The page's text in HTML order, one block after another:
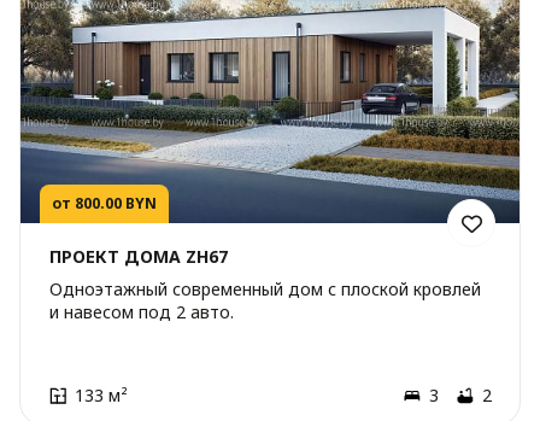
от 800.00 BYN
ПРОЕКТ ДОМА ZH67
Одноэтажный современный дом с плоской кровлей
и навесом под 2 авто.
133 м² 3 2